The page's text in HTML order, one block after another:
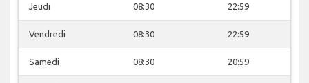
Jeudi 08:30 22:59
Vendredi 08:30 22:59
Samedi 08:30 20:59